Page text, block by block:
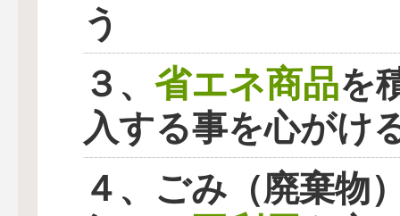
う
３、 省エネ商品を
入する事を心がけ
４、ごみ（廃棄物